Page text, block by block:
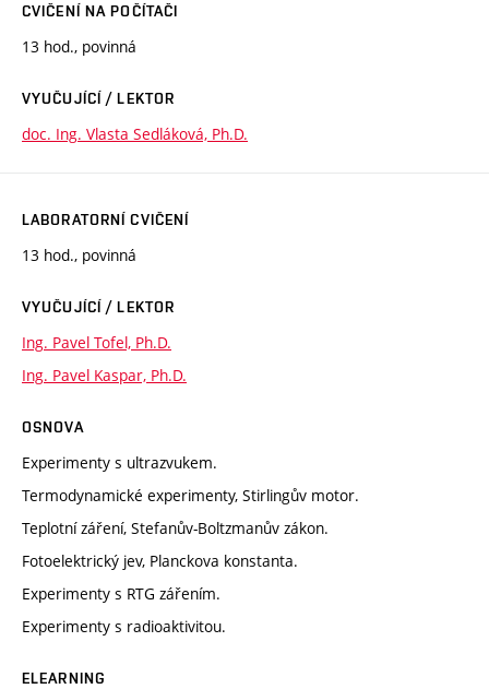
CVIČENÍ NA POČÍTAČI
13 hod., povinná
VYUČUJÍCÍ / LEKTOR
doc. Ing. Vlasta Sedláková, Ph.D.
LABORATORNÍ CVIČENÍ
13 hod., povinná
VYUČUJÍCÍ / LEKTOR
Ing. Pavel Tofel, Ph.D.
Ing. Pavel Kaspar, Ph.D.
OSNOVA
Experimenty s ultrazvukem.
Termodynamické experimenty, Stirlingův motor.
Teplotní záření, Stefanův-Boltzmanův zákon.
Fotoelektrický jev, Planckova konstanta.
Experimenty s RTG zářením.
Experimenty s radioaktivitou.
ELEARNING